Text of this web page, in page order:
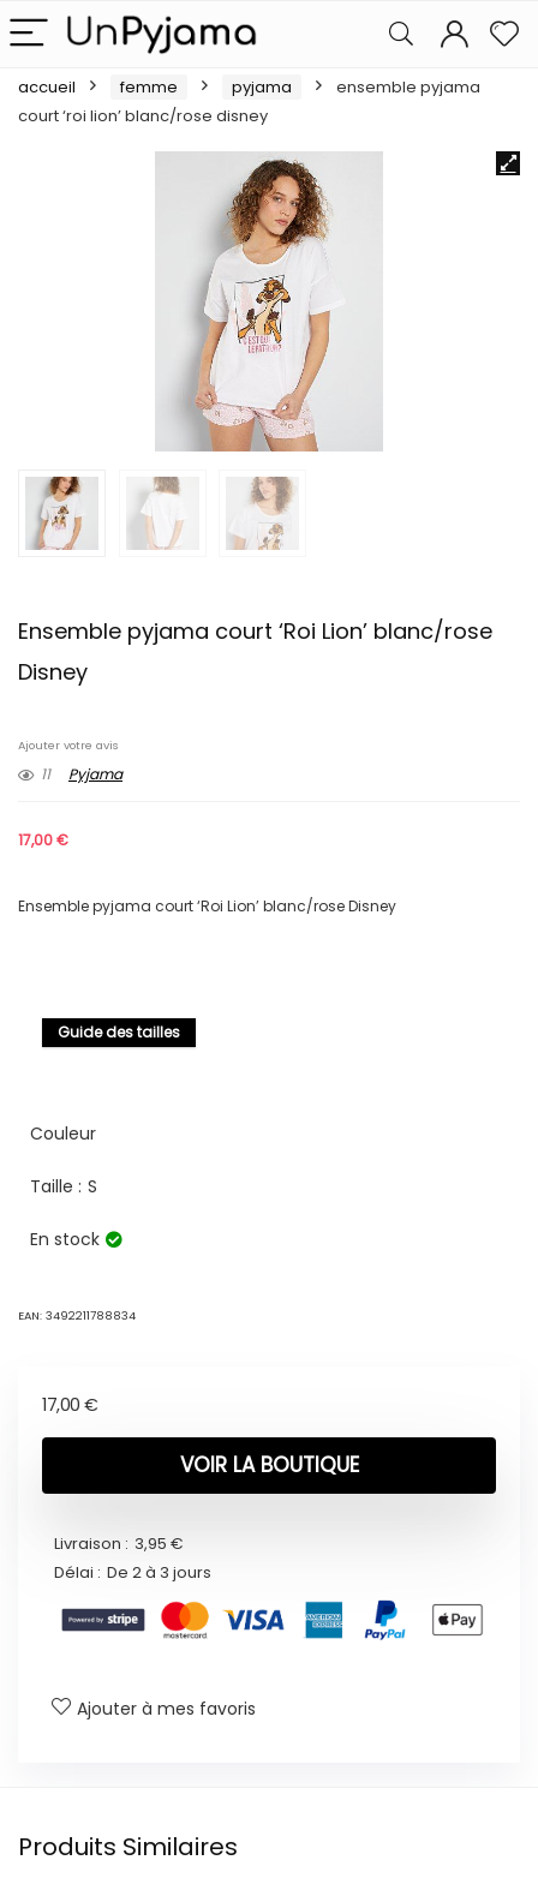
accueil femme pyjama
ensemble pyjama
court ‘roi lion’ blanc/rose disney
Ensemble pyjama court ‘Roi Lion’ blanc/rose
Disney
Ajouter votre avis
11 Pyjama
17,00€
Ensemble pyjama court ‘Roi Lion’ blanc/rose Disney
Guide des tailles
Couleur
Taille : S
En stock
EAN: 3492211788834
17,00 €
VOIR LA BOUTIQUE
Livraison : 3,95 €
Délai : De 2 à 3 jours
Ajouter à mes favoris
Produits Similaires